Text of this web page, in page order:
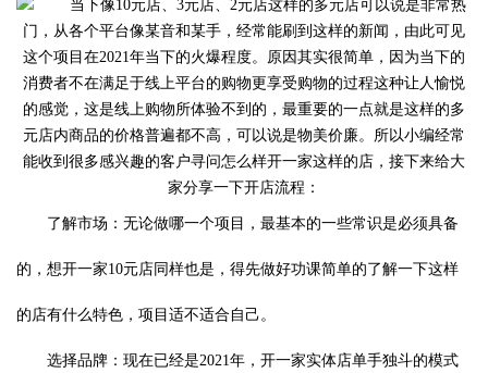
了解市场：无论做哪一个项目，最基本的一些常识是必须具备
的，想开一家10元店同样也是，得先做好功课简单的了解一下这样
的店有什么特色，项目适不适合自己。
选择品牌：现在已经是2021年，开一家实体店单手独斗的模式